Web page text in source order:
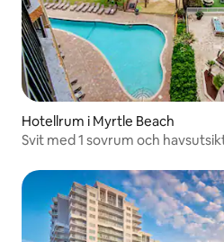
Hotellrum i Myrtle Beach
Svit med 1 sovrum och